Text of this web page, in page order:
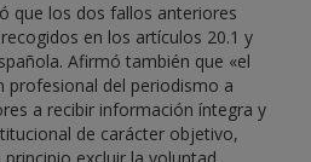
que los dos fallos anteriores
en los artículos 20.1 y
Afirmó también que «el
profesional del periodismo a
a recibir información íntegra y
de carácter objetivo,